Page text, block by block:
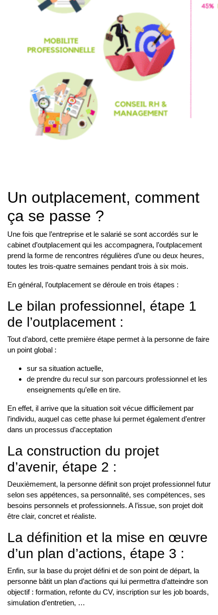
Un outplacement, comment
ça se passe ?
Une fois que l’entreprise et le salarié se sont accordés sur le
cabinet d’outplacement qui les accompagnera, l’outplacement
prend la forme de rencontres régulières d’une ou deux heures,
toutes les trois-quatre semaines pendant trois à six mois.
En général, l’outplacement se déroule en trois étapes :
Le bilan professionnel, étape 1
de l’outplacement :
Tout d’abord, cette première étape permet à la personne de faire
un point global :
sur sa situation actuelle,
de prendre du recul sur son parcours professionnel et les
enseignements qu’elle en tire.
En effet, il arrive que la situation soit vécue difficilement par
l’individu, auquel cas cette phase lui permet également d’entrer
dans un processus d’acceptation
La construction du projet
d’avenir, étape 2 :
Deuxièmement, la personne définit son projet professionnel futur
selon ses appétences, sa personnalité, ses compétences, ses
besoins personnels et professionnels. A l’issue, son projet doit
être clair, concret et réaliste.
La définition et la mise en œuvre
d’un plan d’actions, étape 3 :
Enfin, sur la base du projet défini et de son point de départ, la
personne bâtit un plan d’actions qui lui permettra d’atteindre son
objectif : formation, refonte du CV, inscription sur les job boards,
simulation d’entretien, …